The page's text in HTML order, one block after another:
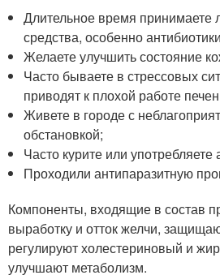
Длительное время принимаете
средства, особенно
Желаете улучшить состояние
Часто бываете в стрессовых
приводят к плохой работе
Живете в городе с
обстановкой;
Часто курите или употребляете
Проходили антипаразитную
Компоненты, входящие в состав
выработку и отток желчи,
регулируют холестериновый и
улучшают метаболизм.